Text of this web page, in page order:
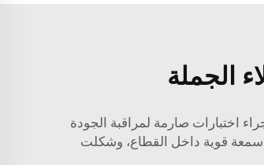
الجملة
اختبارات صارمة لمراقبة الجودة
سمعة قوية داخل القطاع، وشكلت